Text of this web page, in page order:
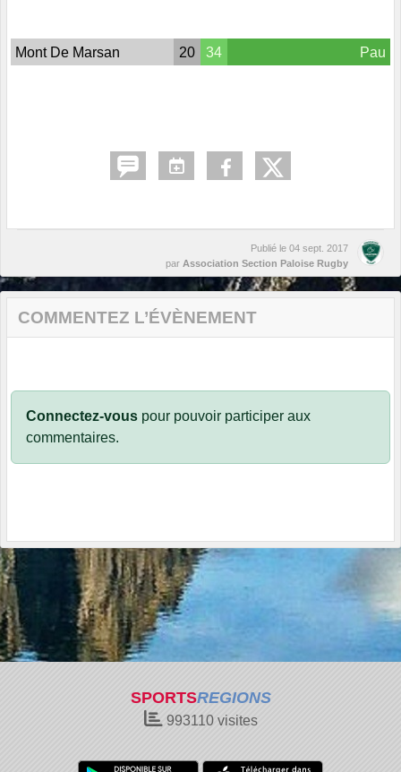
Mont De Marsan 20 34 Pau
Publié le 04 sept. 2017
par Association Section Paloise Rugby
COMMENTEZ L’ÉVÈNEMENT
Connectez-vous pour pouvoir participer aux
commentaires.
SPORTSREGIONS
993110visites